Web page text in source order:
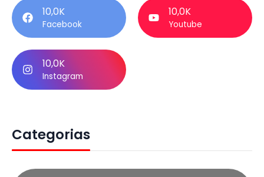
10,0K
Facebook
10,0K
Youtube
10,0K
Instagram
Categorias